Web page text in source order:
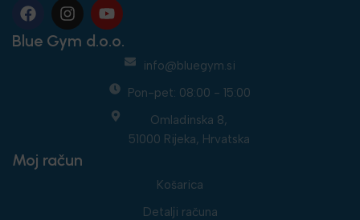
Blue Gym d.o.o.
info@bluegym.si
Pon-pet: 08:00 - 15:00
Omladinska 8,
51000 Rijeka, Hrvatska
Moj račun
Košarica
Detalji računa